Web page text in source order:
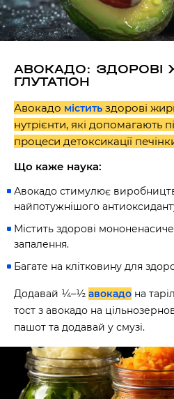
АВОКАДО: ЗДОРОВІ
ГЛУТАТІОН
Авокадо містить здорові
нутрієнти, які допомагають
процеси детоксикації
Що каже наука:
Авокадо стимулює
найпотужнішого
Містить здорові
запалення.
Багате на клітковину для
Додавай ¼–½ авокадо на
тост з авокадо на
пашот та додавай у смузі.